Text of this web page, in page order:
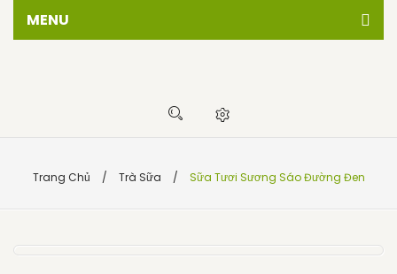
MENU
Trang Chủ / Trà Sữa / Sữa Tươi Sương Sáo Đường Đen